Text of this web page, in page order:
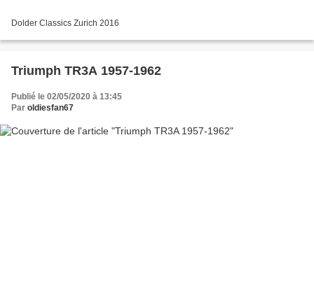
Dolder Classics Zurich 2016
Triumph TR3A 1957-1962
Publié le 02/05/2020 à 13:45
Par oldiesfan67